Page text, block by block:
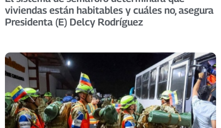
viviendas están habitables y cuáles no, asegura
Presidenta (E) Delcy Rodríguez